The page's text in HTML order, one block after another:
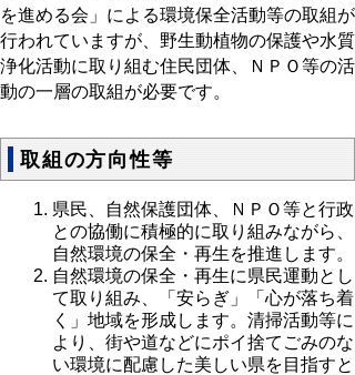
を進める会」による環境保全活動等の取組が
行われていますが、野生動植物の保護や水質
浄化活動に取り組む住民団体、ＮＰＯ等の活
動の一層の取組が必要です。
取組の方向性等
県民、自然保護団体、ＮＰＯ等と行政
との協働に積極的に取り組みながら、
自然環境の保全・再生を推進します。
自然環境の保全・再生に県民運動とし
て取り組み、「安らぎ」「心が落ち着
く」地域を形成します。清掃活動等に
より、街や道などにポイ捨てごみのな
い環境に配慮した美しい県を目指すと